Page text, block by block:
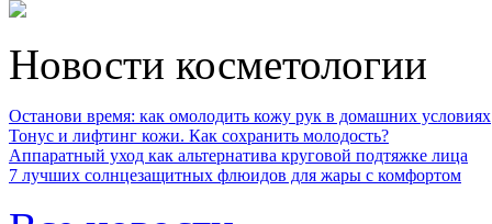
Новости косметологии
Останови время: как омолодить кожу рук в домашних условиях
Тонус и лифтинг кожи. Как сохранить молодость?
Аппаратный уход как альтернатива круговой подтяжке лица
7 лучших солнцезащитных флюидов для жары с комфортом